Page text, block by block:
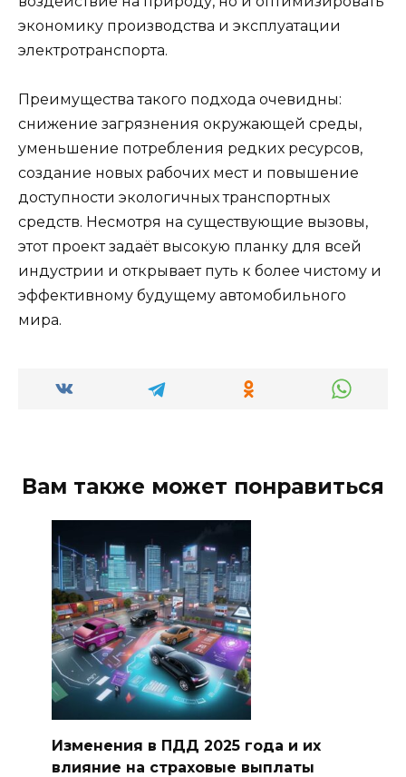
экономику производства и эксплуатации
электротранспорта.
Преимущества такого подхода очевидны:
снижение загрязнения окружающей среды,
уменьшение потребления редких ресурсов,
создание новых рабочих мест и повышение
доступности экологичных транспортных
средств. Несмотря на существующие вызовы,
этот проект задаёт высокую планку для всей
индустрии и открывает путь к более чистому и
эффективному будущему автомобильного
мира.
Вам также может понравиться
Изменения в ПДД 2025 года и их
влияние на страховые выплаты